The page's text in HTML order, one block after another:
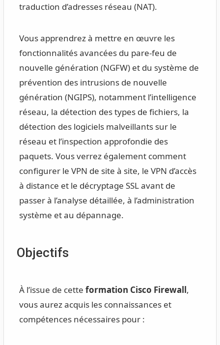
traduction d’adresses réseau (NAT).
Vous apprendrez à mettre en œuvre les
fonctionnalités avancées du pare-feu de
nouvelle génération (NGFW) et du système de
prévention des intrusions de nouvelle
génération (NGIPS), notamment l’intelligence
réseau, la détection des types de fichiers, la
détection des logiciels malveillants sur le
réseau et l’inspection approfondie des
paquets. Vous verrez également comment
configurer le VPN de site à site, le VPN d’accès
à distance et le décryptage SSL avant de
passer à l’analyse détaillée, à l’administration
système et au dépannage.
Objectifs
À l’issue de cette formation Cisco Firewall,
vous aurez acquis les connaissances et
compétences nécessaires pour :